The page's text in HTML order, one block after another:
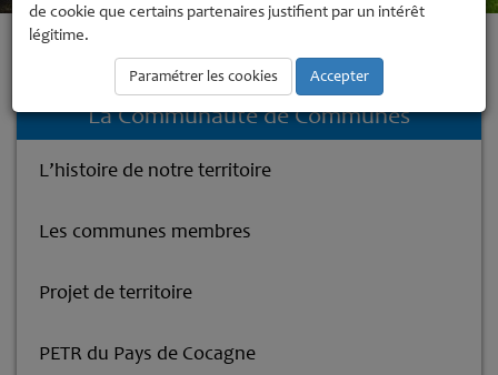
Accueil La Communauté de Communes
La Communauté de Communes
L’histoire de notre territoire
Les communes membres
Projet de territoire
PETR du Pays de Cocagne
de cookie que certains partenaires justifient par un intérêt
légitime.
Paramétrer les cookies Accepter